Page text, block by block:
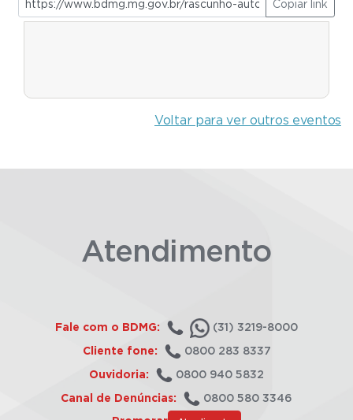
Copiar link
Voltar para ver outros eventos
Atendimento
Fale com o BDMG: (31) 3219-8000
Cliente fone: 0800 283 8337
Ouvidoria: 0800 940 5832
Canal de Denúncias: 0800 580 3346